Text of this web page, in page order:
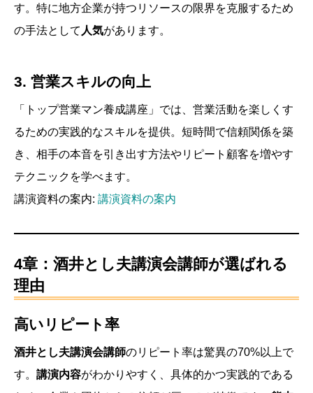
す。特に地方企業が持つリソースの限界を克服するため
の手法として 人気があります。
3. 営業スキルの向上
「トップ営業マン養成講座」では、営業活動を楽しくす
るための実践的なスキルを提供。短時間で信頼関係を築
き、相手の本音を引き出す方法やリピート顧客を増やす
テクニックを学べます。
講演資料の案内: 講演資料の案内
4章：酒井とし夫講演会講師が選ばれる
理由
高いリピート率
酒井とし夫講演会講師のリピート率は驚異の70%以上で
す。 講演内容がわかりやすく、具体的かつ実践的である